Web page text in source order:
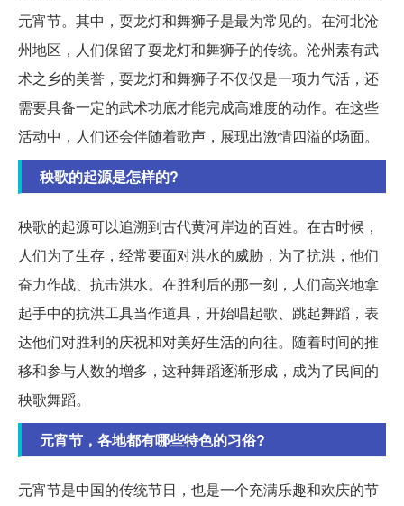
元宵节。其中，耍龙灯和舞狮子是最为常见的。在河北沧
州地区，人们保留了耍龙灯和舞狮子的传统。沧州素有武
术之乡的美誉，耍龙灯和舞狮子不仅仅是一项力气活，还
需要具备一定的武术功底才能完成高难度的动作。在这些
活动中，人们还会伴随着歌声，展现出激情四溢的场面。
秧歌的起源是怎样的?
秧歌的起源可以追溯到古代黄河岸边的百姓。在古时候，
人们为了生存，经常要面对洪水的威胁，为了抗洪，他们
奋力作战、抗击洪水。在胜利后的那一刻，人们高兴地拿
起手中的抗洪工具当作道具，开始唱起歌、跳起舞蹈，表
达他们对胜利的庆祝和对美好生活的向往。随着时间的推
移和参与人数的增多，这种舞蹈逐渐形成，成为了民间的
秧歌舞蹈。
元宵节，各地都有哪些特色的习俗?
元宵节是中国的传统节日，也是一个充满乐趣和欢庆的节